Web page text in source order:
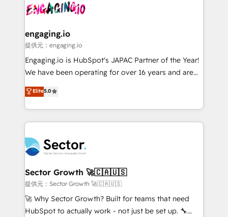
advanced optimization & adoption 📍 São Paulo, BR
• Des Moines, IA • New York, NY
operacional de receita conectando equipes
Também somos distribuidores oficiais da HubSpot
e de mais de 150 softwares globais permitindo
contratar e pagar a HubSpot em reais com nota
fiscal no Brasil e gerar economia de até 50% na
Oferecemos ainda agentes de IA especializados em
HubSpot que automatizam tarefas executam rotinas
empresas em 13 países utilizam a Nexforce. Somos
a maior parceira da HubSpot na América Latina e
líder no ranking global de sucesso do cliente da
HubSpot.
engaging.io
提供元：engaging.io
Engaging.io is HubSpot's JAPAC Partner of the Year!
We have been operating for over 16 years and are
one of HubSpot's most experienced and technically
capable Agency Partners globally. We specialise in
complex CRM migrations, implementations,
integrations, custom CMS portal development,
businesses. Our teams are based in North America
and APAC. We are HubSpot's top-ranked Advanced
Implementation Certified Partner and we contribute
to their advisory council. We strive to do 'good work
with good people' and have worked with incredible
brands. You can see some of them on our website,
Elite5.0
Sector Growth 🚀🇨🇦🇺🇸
提供元：Sector Growth 🚀🇨🇦🇺🇸
🚀 Why Sector Growth? Built for teams that need
HubSpot to actually work - not just be set up. 🔧